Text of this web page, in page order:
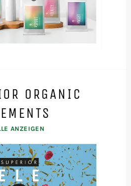
ORGANIC
ANZEIGEN